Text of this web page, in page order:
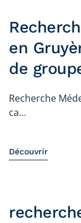
en
de
Recherche
ca…
Découvrir